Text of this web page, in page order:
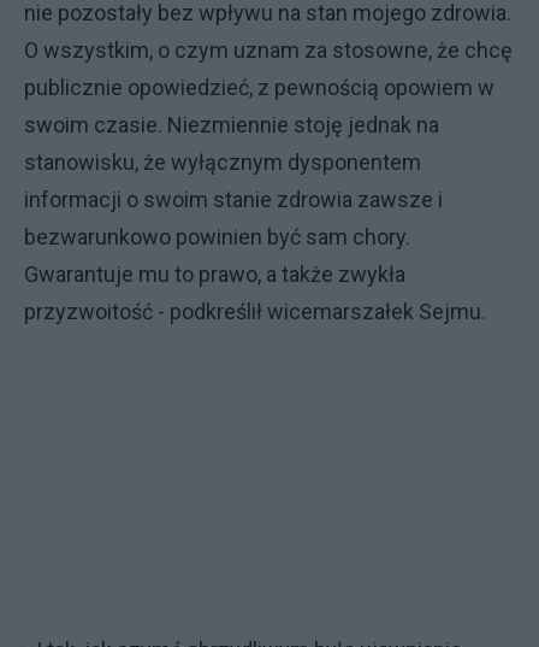
nie pozostały bez wpływu na stan mojego zdrowia.
O wszystkim, o czym uznam za stosowne, że chcę
publicznie opowiedzieć, z pewnością opowiem w
swoim czasie. Niezmiennie stoję jednak na
stanowisku, że wyłącznym dysponentem
informacji o swoim stanie zdrowia zawsze i
bezwarunkowo powinien być sam chory.
Gwarantuje mu to prawo, a także zwykła
przyzwoitość - podkreślił wicemarszałek Sejmu.